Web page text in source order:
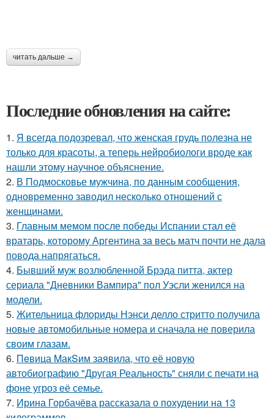
читать дальше →
Последние обновления на сайте:
1. Я всегда подозревал, что женская грудь полезна не
только для красоты, а теперь нейробиологи вроде как
нашли этому научное объяснение.
2. В Подмосковье мужчина, по данным сообщения,
одновременно заводил несколько отношений с
женщинами.
3. Главным мемом после победы Испании стал её
вратарь, которому Аргентина за весь матч почти не дала
повода напрягаться.
4. Бывший муж возлюбленной Брэда питта, актер
сериала "Дневники Вампира" пол Уэсли женился на
модели.
5. Жительница флориды Нэнси делло стритто получила
новые автомобильные номера и сначала не поверила
своим глазам.
6. Пeвица MакSим заявила, что её новую
автобиографию "Другая Реальность" сняли с печати на
фоне угроз её семье.
7. Ирина Горбачёва рассказала о похудении на 13